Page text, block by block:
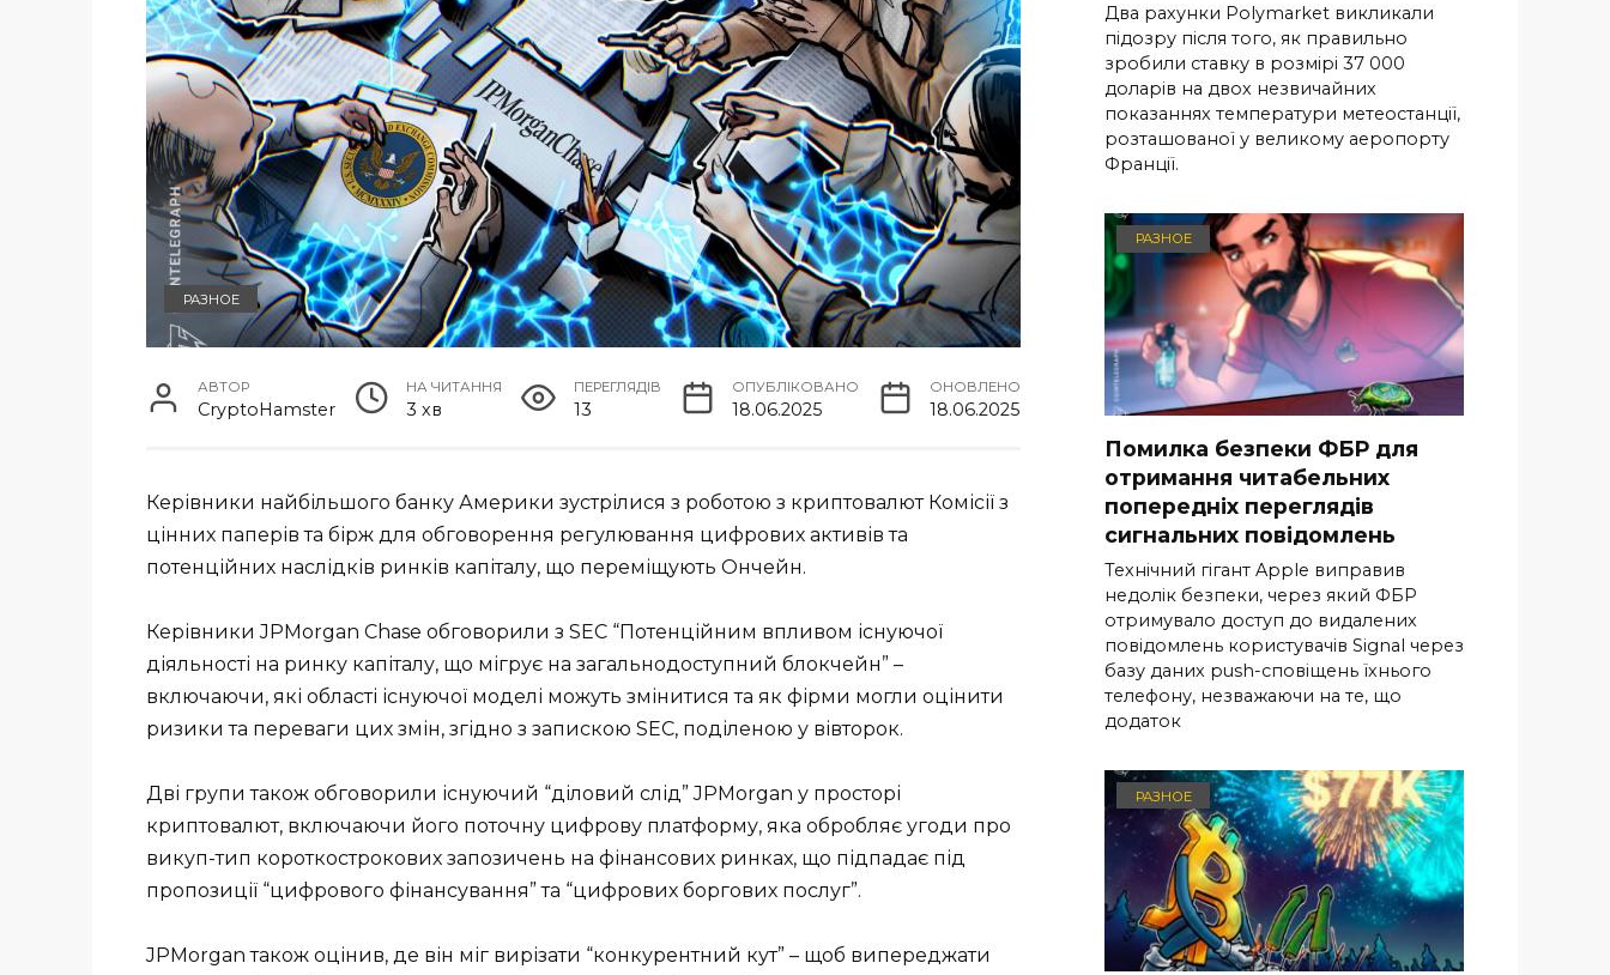
РАЗНОЕ
АВТОР
CryptoHamster
НА ЧИТАННЯ
3 хв
ПЕРЕГЛЯДІВ
13
ОПУБЛІКОВАНО
18.06.2025
ОНОВЛЕНО
18.06.2025
Керівники найбільшого банку Америки зустрілися з роботою з криптовалют Комісії з
цінних паперів та бірж для обговорення регулювання цифрових активів та
потенційних наслідків ринків капіталу, що переміщують Ончейн.
Керівники JPMorgan Chase обговорили з SEC “Потенційним впливом існуючої
діяльності на ринку капіталу, що мігрує на загальнодоступний блокчейн” –
включаючи, які області існуючої моделі можуть змінитися та як фірми могли оцінити
ризики та переваги цих змін, згідно з запискою SEC, поділеною у вівторок.
Дві групи також обговорили існуючий “діловий слід” JPMorgan у просторі
криптовалют, включаючи його поточну цифрову платформу, яка обробляє угоди про
викуп-тип короткострокових запозичень на фінансових ринках, що підпадає під
пропозиції “цифрового фінансування” та “цифрових боргових послуг”.
JPMorgan також оцінив, де він міг вирізати “конкурентний кут” – щоб випереджати
Два рахунки Polymarket викликали
підозру після того, як правильно
зробили ставку в розмірі 37 000
доларів на двох незвичайних
показаннях температури метеостанції,
розташованої у великому аеропорту
Франції.
РАЗНОЕ
Помилка безпеки ФБР для
отримання читабельних
попередніх переглядів
сигнальних повідомлень
Технічний гігант Apple виправив
недолік безпеки, через який ФБР
отримувало доступ до видалених
повідомлень користувачів Signal через
базу даних push-сповіщень їхнього
телефону, незважаючи на те, що
додаток
РАЗНОЕ